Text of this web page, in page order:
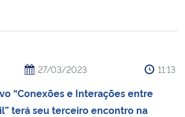
27/03/2023 11:13
“Conexões e Interações entre
terá seu terceiro encontro na